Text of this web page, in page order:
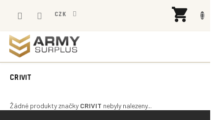
CZK
CRIVIT
Žádné produkty značky CRIVIT nebyly nalezeny...